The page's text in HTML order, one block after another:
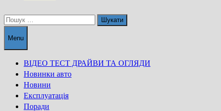
Пошук:
Menu
ВІДЕО ТЕСТ ДРАЙВИ ТА ОГЛЯДИ
Новинки авто
Новини
Експлуатація
Поради